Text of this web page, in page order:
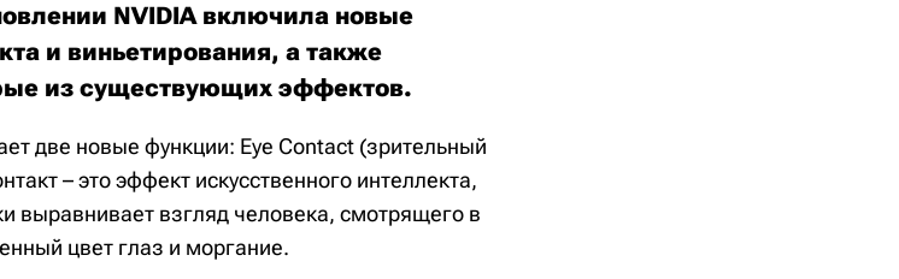
NVIDIA включила новые
и виньетирования, а также
из существующих эффектов.
две новые функции: Eye Contact (зрительный
– это эффект искусственного интеллекта,
выравнивает взгляд человека, смотрящего в
цвет глаз и моргание.